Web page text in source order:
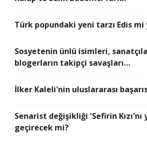
Türk popundaki yeni tarzı Edis mi
Sosyetenin ünlü isimleri,
blogerların takipçi savaşları…
İlker Kaleli'nin uluslararası
Senarist değişikliği 'Sefirin Kızı'nı
geçirecek mi?